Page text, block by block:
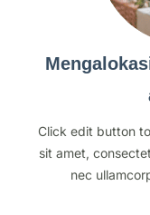
Click edit button
sit amet,
nec